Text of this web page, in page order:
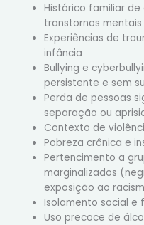
Histórico familiar
transtornos mentais
Experiências de
infância
Bullying e
persistente e sem
Perda de pessoas
separação ou
Contexto de
Pobreza crônica e
Pertencimento a
marginalizados
exposição ao
Isolamento social e
Uso precoce de